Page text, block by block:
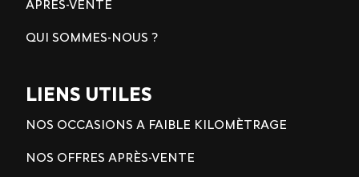
APRÈS-VENTE
QUI SOMMES-NOUS ?
LIENS UTILES
NOS OCCASIONS A FAIBLE KILOMÈTRAGE
NOS OFFRES APRÈS-VENTE